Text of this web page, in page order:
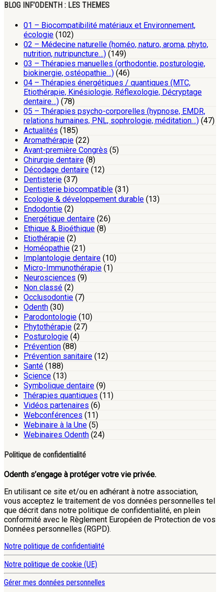
BLOG INF’ODENTH : LES THEMES
01 – Biocompatibilité matériaux et Environnement,
écologie (102)
02 – Médecine naturelle (homéo, naturo, aroma, phyto,
nutrition, nutripuncture…) (149)
03 – Thérapies manuelles (orthodontie, posturologie,
biokinergie, ostéopathie…) (46)
04 – Thérapies énergétiques / quantiques (MTC,
Etiothérapie, Kinésiologie, Réflexologie, Décryptage
dentaire…) (78)
05 – Thérapies psycho-corporelles (hypnose, EMDR,
relations humaines, PNL, sophrologie, méditation…) (47)
Actualités (185)
Aromathérapie (22)
Avant-première Congrès (5)
Chirurgie dentaire (8)
Décodage dentaire (12)
Dentisterie (37)
Dentisterie biocompatible (31)
Ecologie & développement durable (13)
Endodontie (2)
Energétique dentaire (26)
Ethique & Bioéthique (8)
Etiothérapie (2)
Homéopathie (21)
Implantologie dentaire (10)
Micro-Immunothérapie (1)
Neurosciences (9)
Non classé (2)
Occlusodontie (7)
Odenth (30)
Parodontologie (10)
Phytothérapie (27)
Posturologie (4)
Prévention (88)
Prévention sanitaire (12)
Santé (188)
Science (13)
Symbolique dentaire (9)
Thérapies quantiques (11)
Vidéos partenaires (6)
Webconférences (11)
Webinaire à la Une (5)
Webinaires Odenth (24)
Politique de confidentialité
Odenth s’engage à protéger votre vie privée.
En utilisant ce site et/ou en adhérant à notre association,
vous acceptez le traitement de vos données personnelles tel
que décrit dans notre politique de confidentialité, en plein
conformité avec le Règlement Européen de Protection de vos
Données personnelles (RGPD).
Notre politique de confidentialité
Notre politique de cookie (UE)
Gérer mes données personnelles